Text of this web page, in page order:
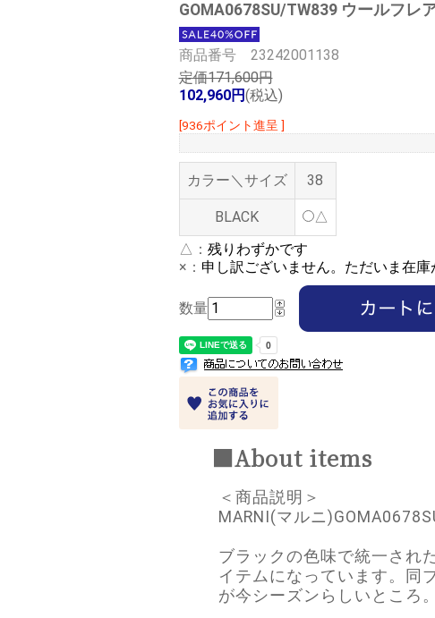
GOMA0678SU/TW839 ウールフレ
商品番号 23242001138
定価171,600円
102,960円(税込)
[936ポイント進呈 ]
カラー＼サイズ 38
BLACK
△
△： 残りわずかです
×： 申し訳ございません。ただいま在庫
数量
■About items
＜商品説明＞
MARNI(マルニ
ブラックの色味で統一され
イテムになっています。同
が今シーズンらしいところ。